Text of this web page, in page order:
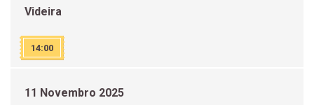
Videira
14:00
11 Novembro 2025